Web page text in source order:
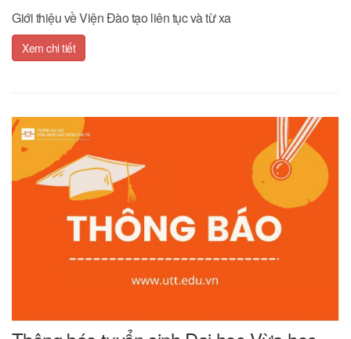
Giới thiệu về Viện Đào tạo liên tục và từ xa
Xem chi tiết